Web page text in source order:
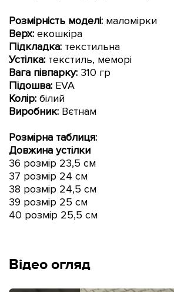
Розмірність моделі: маломірки
Верх: екошкіра
Підкладка: текстильна
Устілка: текстиль, меморі
Вага півпарку: 310 гр
Підошва: EVA
Колір: білий
Виробник: Вєтнам
Розмірна таблиця:
Довжина устілки
36 розмір 23,5 см
37 розмір 24 см
38 розмір 24,5 см
39 розмір 25 см
40 розмір 25,5 см
Відео огляд